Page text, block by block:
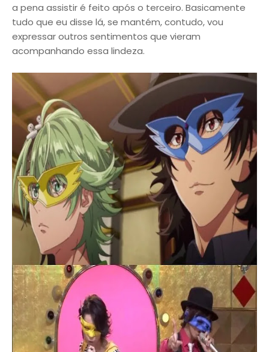
a pena assistir é feito após o terceiro. Basicamente
tudo que eu disse lá, se mantém, contudo, vou
expressar outros sentimentos que vieram
acompanhando essa lindeza.